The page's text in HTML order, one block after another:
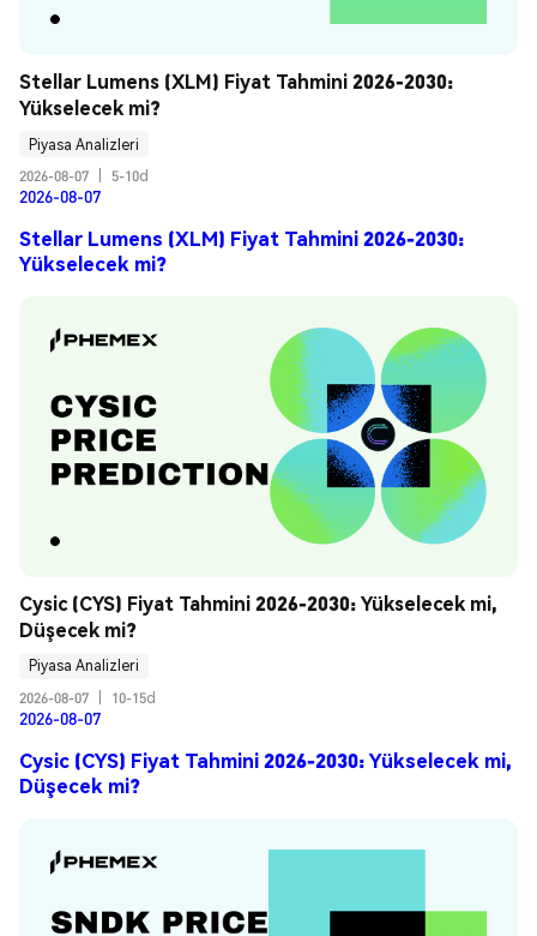
Stellar Lumens (XLM) Fiyat Tahmini 2026-2030:
Yükselecek mi?
Piyasa Analizleri
2026-08-07
5-10d
2026-08-07
Stellar Lumens (XLM) Fiyat Tahmini 2026-2030:
Yükselecek mi?
Cysic (CYS) Fiyat Tahmini 2026-2030: Yükselecek mi,
Düşecek mi?
Piyasa Analizleri
2026-08-07
10-15d
2026-08-07
Cysic (CYS) Fiyat Tahmini 2026-2030: Yükselecek mi,
Düşecek mi?